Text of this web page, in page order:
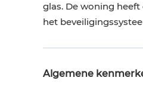
glas. De woning
het
Algemene